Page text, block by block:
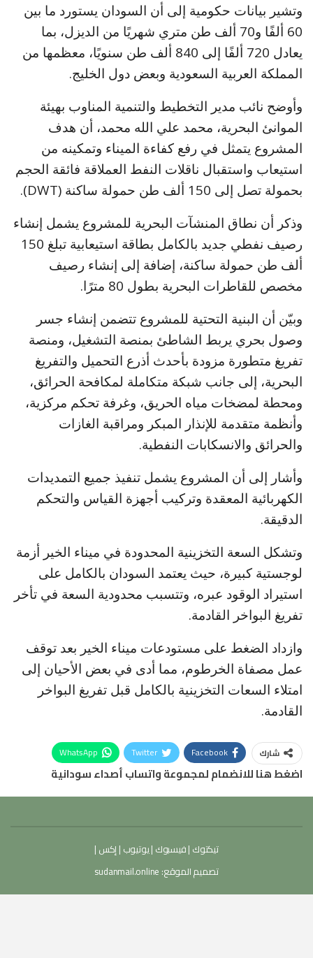
وتشير بيانات حكومية إلى أن السودان يستورد ما بين
60 ألفًا و70 ألف طن متري شهريًا من الديزل، بما
يعادل 720 ألفًا إلى 840 ألف طن سنويًا، معظمها من
المملكة العربية السعودية وبعض دول الخليج.
وأوضح نائب مدير التخطيط والتنمية المناوب بهيئة
الموانئ البحرية، محمد علي الله محمد، أن هدف
المشروع يتمثل في رفع كفاءة الميناء وتمكينه من
استيعاب واستقبال ناقلات النفط العملاقة فائقة الحجم
بحمولة تصل إلى 150 ألف طن حمولة ساكنة (DWT).
وذكر أن نطاق المنشآت البحرية للمشروع يشمل إنشاء
رصيف نفطي جديد بالكامل بطاقة استيعابية تبلغ 150
ألف طن حمولة ساكنة، إضافة إلى إنشاء رصيف
مخصص للقاطرات البحرية بطول 80 مترًا.
وبيّن أن البنية التحتية للمشروع تتضمن إنشاء جسر
وصول بحري يربط الشاطئ بمنصة التشغيل، ومنصة
تفريغ متطورة مزودة بأحدث أذرع التحميل والتفريغ
البحرية، إلى جانب شبكة متكاملة لمكافحة الحرائق،
ومحطة لمضخات مياه الحريق، وغرفة تحكم مركزية،
وأنظمة متقدمة للإنذار المبكر ومراقبة الغازات
والحرائق والانسكابات النفطية.
وأشار إلى أن المشروع يشمل تنفيذ جميع التمديدات
الكهربائية المعقدة وتركيب أجهزة القياس والتحكم
الدقيقة.
وتشكل السعة التخزينية المحدودة في ميناء الخير أزمة
لوجستية كبيرة، حيث يعتمد السودان بالكامل على
استيراد الوقود عبره، وتتسبب محدودية السعة في تأخر
تفريغ البواخر القادمة.
وازداد الضغط على مستودعات ميناء الخير بعد توقف
عمل مصفاة الخرطوم، مما أدى في بعض الأحيان إلى
امتلاء السعات التخزينية بالكامل قبل تفريغ البواخر
القادمة.
شارك Facebook
Twitter
WhatsApp
اضغط هنا للانضمام لمجموعة واتساب أصداء سودانية
تيكتوك |فيسبوك |يوتيوب |إكس |
تصميم الموقع: sudanmail.online